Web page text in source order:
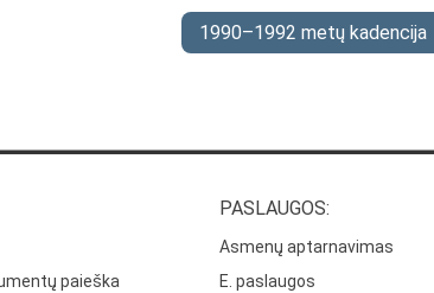
1990–1992 metų kadencija
paieška
PASLAUGOS:
Asmenų aptarnavimas
E. paslaugos